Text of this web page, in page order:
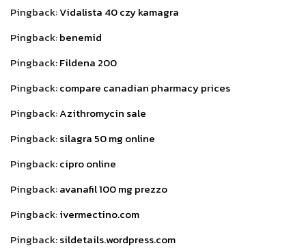
Pingback:Vidalista 40 czy kamagra
Pingback:benemid
Pingback:Fildena 200
Pingback:compare canadian pharmacy prices
Pingback:Azithromycin sale
Pingback:silagra 50 mg online
Pingback:cipro online
Pingback:avanafil 100 mg prezzo
Pingback:ivermectino.com
Pingback:sildetails.wordpress.com